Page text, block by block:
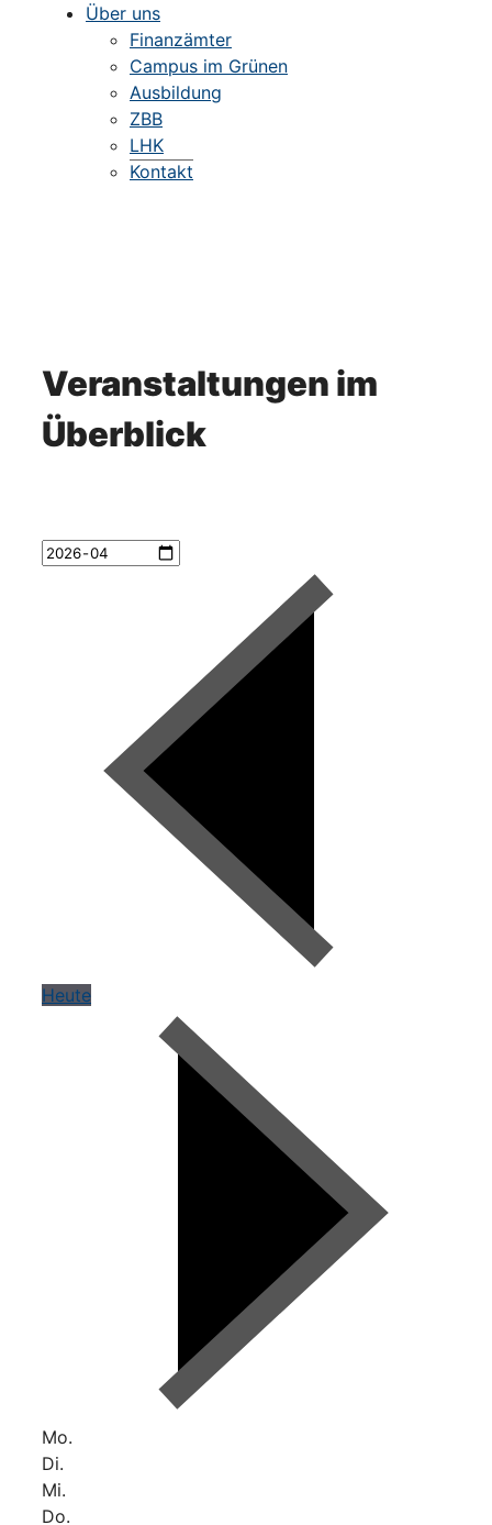
Über uns
Finanzämter
Campus im Grünen
Ausbildung
ZBB
LHK
Kontakt
Veranstaltungen im
Überblick
Heute
Mo.
Di.
Mi.
Do.